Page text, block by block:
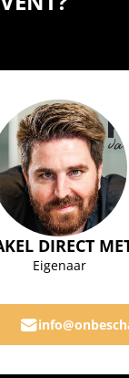
DIRECT
Eigenaar